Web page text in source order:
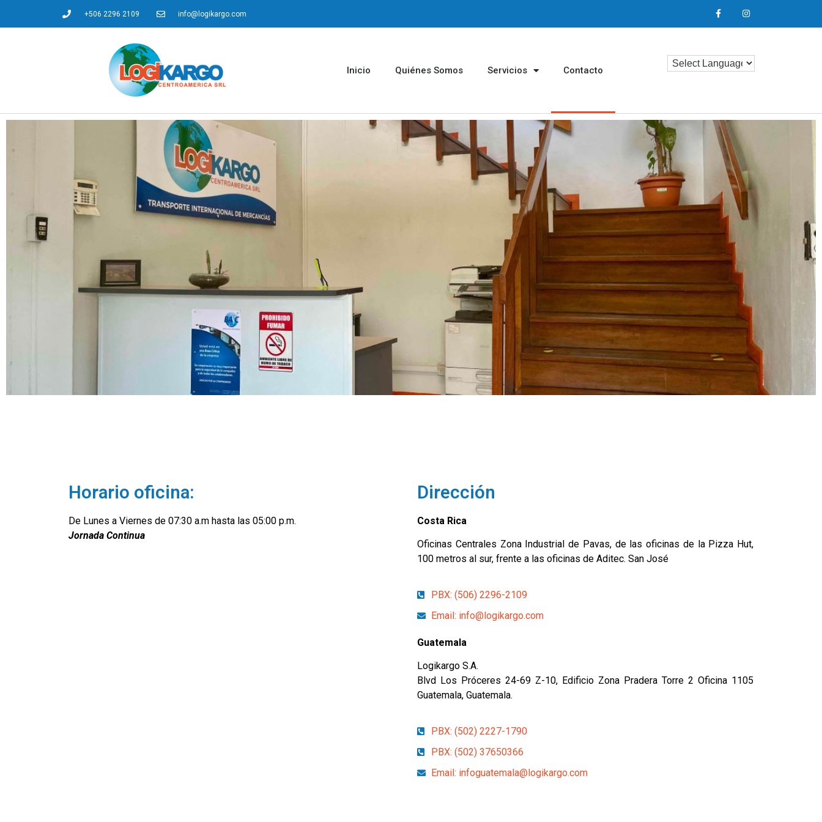
+506 2296 2109 info@logikargo.com
Inicio Quiénes Somos Servicios Contacto
Horario oficina:
De Lunes a Viernes de 07:30 a.m hasta las 05:00 p.m.
Jornada Continua
Dirección
Costa Rica
Oficinas Centrales Zona Industrial de Pavas, de las oficinas de la Pizza Hut,
100 metros al sur, frente a las oficinas de Aditec. San José
PBX: (506) 2296-2109
Email: info@logikargo.com
Guatemala
Logikargo S.A.
Blvd Los Próceres 24-69 Z-10, Edificio Zona Pradera Torre 2 Oficina 1105
Guatemala, Guatemala.
PBX: (502) 2227-1790
PBX: (502) 37650366
Email: infoguatemala@logikargo.com